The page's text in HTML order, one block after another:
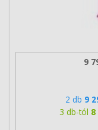
9
2 db 9
3 db-tól 8